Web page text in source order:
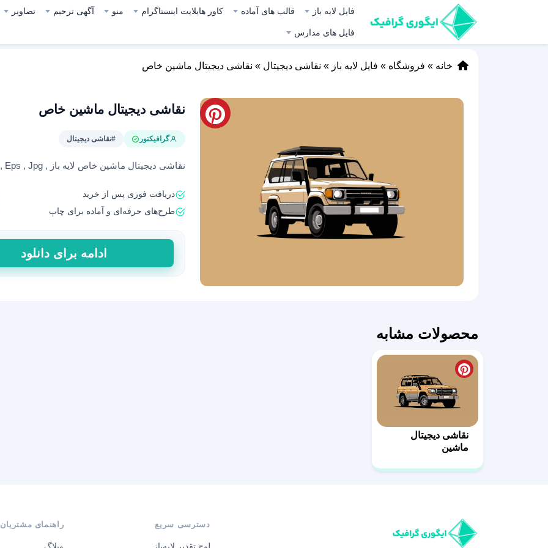
فایل لایه باز قالب های آماده کاور هایلایت اینستاگرام منو آگهی ترحیم تصاویر
فایل های مدارس
خانه » فروشگاه » فایل لایه باز » نقاشی دیجیتال » نقاشی دیجیتال ماشین خاص
نقاشی دیجیتال ماشین خاص
گرافیکتور #نقاشی دیجیتال
نقاشی دیجیتال ماشین خاص لایه باز , Ai , Psd , Eps , Jpg
دریافت فوری پس از خرید
طرح‌های حرفه‌ای و آماده برای چاپ
نقاشی
دیجیتال
ماشین
ادامه برای دانلود
محصولات مشابه
نقاشی دیجیتال
ماشین
دسترسی سریع راهنمای مشتریان